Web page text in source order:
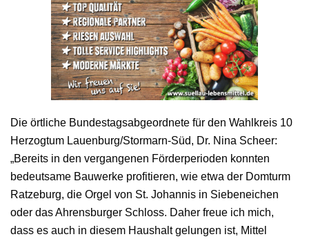
Die örtliche Bundestagsabgeordnete für den Wahlkreis 10
Herzogtum Lauenburg/Stormarn-Süd, Dr. Nina Scheer:
„Bereits in den vergangenen Förderperioden konnten
bedeutsame Bauwerke profitieren, wie etwa der Domturm
Ratzeburg, die Orgel von St. Johannis in Siebeneichen
oder das Ahrensburger Schloss. Daher freue ich mich,
dass es auch in diesem Haushalt gelungen ist, Mittel